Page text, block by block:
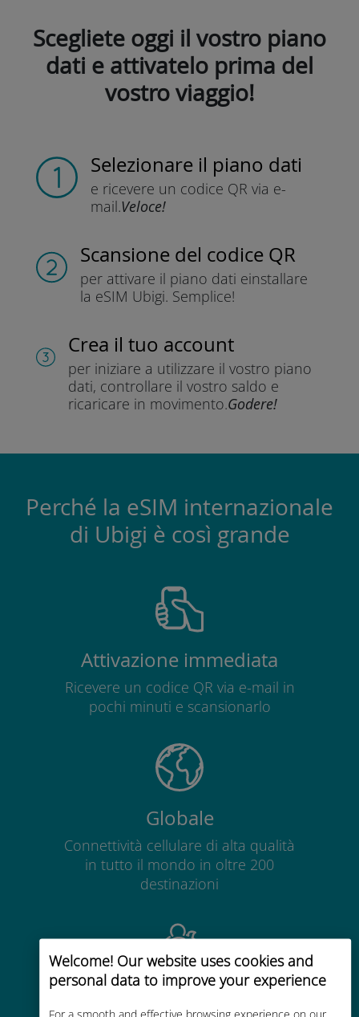
Welcome! Our website uses cookies and
personal data to improve your experience
For a smooth and effective browsing experience on our
Scegliete oggi il vostro piano
dati e attivatelo prima del
vostro viaggio!
Selezionare il piano dati
e ricevere un codice QR via e-
mail.Veloce!
Scansione del codice QR
per attivare il piano dati einstallare
la eSIM Ubigi. Semplice!
Crea il tuo account
per iniziare a utilizzare il vostro piano
dati, controllare il vostro saldo e
ricaricare in movimento.Godere!
Perché la eSIM internazionale
di Ubigi è così grande
Attivazione immediata
Ricevere un codice QR via e-mail in
pochi minuti e scansionarlo
Globale
Connettività cellulare di alta qualità
in tutto il mondo in oltre 200
destinazioni
Economico